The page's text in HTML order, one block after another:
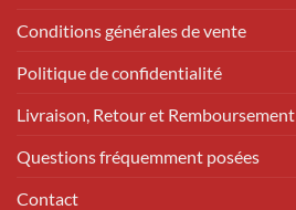
Conditions générales de vente
Politique de confidentialité
Livraison, Retour et Remboursement
Questions fréquemment posées
Contact